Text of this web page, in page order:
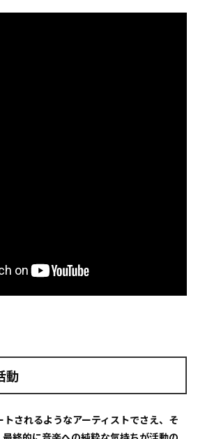
動
されるようなアーティストでさえ、そ